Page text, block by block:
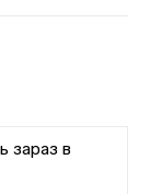
зараз в